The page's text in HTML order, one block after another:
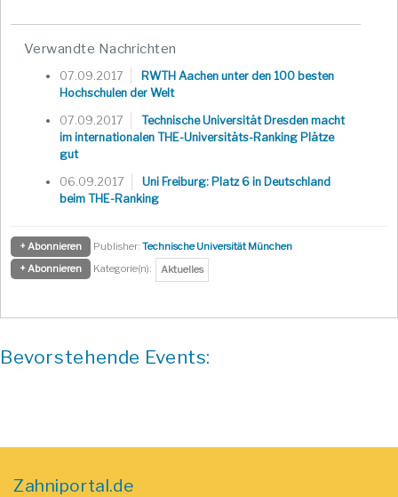
Verwandte Nachrichten
07.09.2017
RWTH Aachen unter den 100 besten
Hochschulen der Welt
07.09.2017
Technische Universität Dresden macht
im internationalen THE-Universitäts-Ranking Plätze
gut
06.09.2017
Uni Freiburg: Platz 6 in Deutschland
beim THE-Ranking
+ Abonnieren Publisher: Technische Universität München
+ Abonnieren
Kategorie(n): Aktuelles
Bevorstehende Events:
Zahniportal.de